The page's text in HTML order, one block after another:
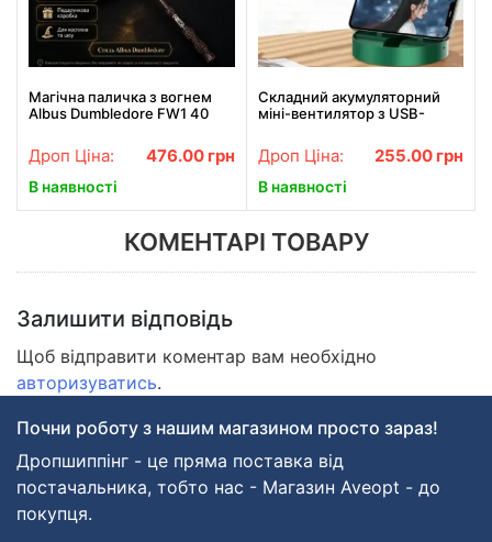
Магічна паличка з вогнем
Albus Dumbledore FW1 40
Гаррі Поттера, що стріляє
вогнем, подарунковий набір
Дроп Ціна: 476.00 грн
В наявності
Складний акумуляторний
міні-вентилятор з USB-
Дроп Ціна: 255.00 грн
В наявності
КОМЕНТАРІ ТОВАРУ
Залишити відповідь
Щоб відправити коментар вам необхідно
авторизуватись.
Почни роботу з нашим магазином просто зараз!
Дропшиппінг - це пряма поставка від
постачальника, тобто нас - Магазин Aveopt - до
покупця.